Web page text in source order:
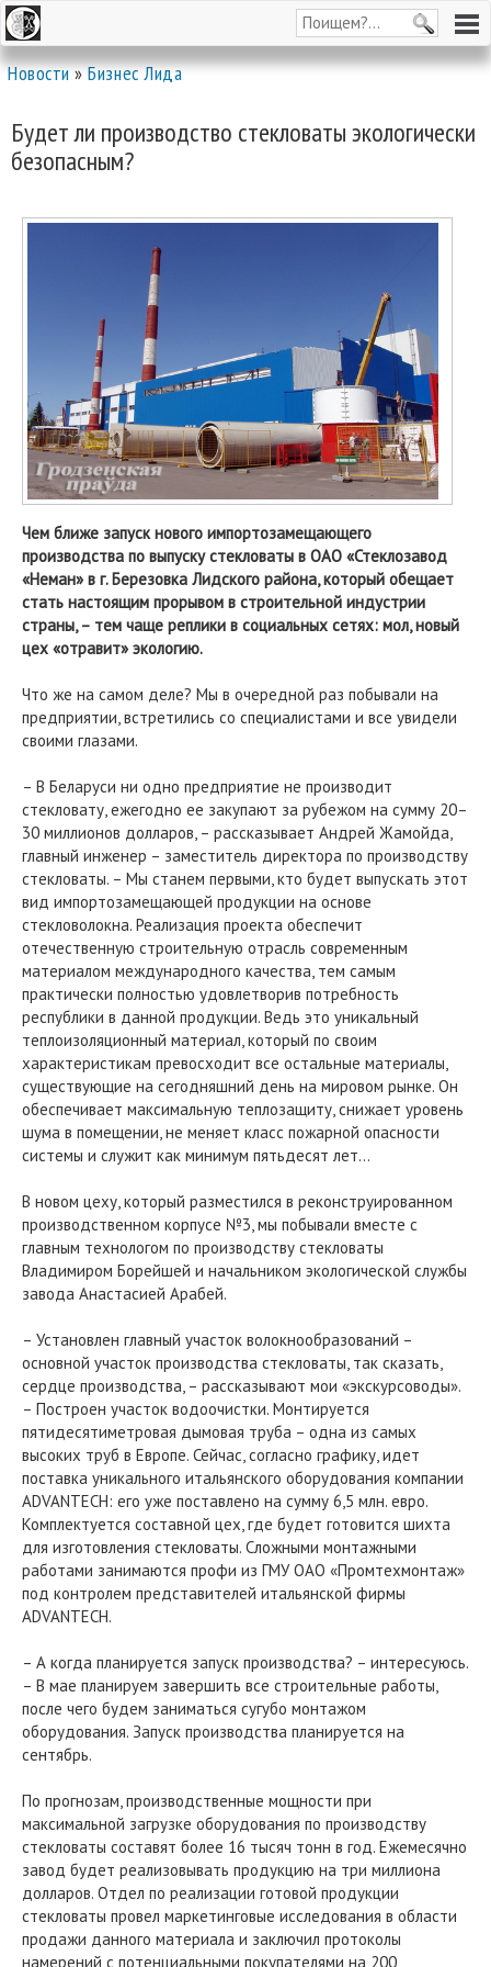
Новости»Бизнес Лида
Будет ли производство стекловаты экологически
безопасным?
Чем ближе запуск нового импортозамещающего
производства по выпуску стекловаты в ОАО «Стеклозавод
«Неман» в г. Березовка Лидского района, который обещает
стать настоящим прорывом в строительной индустрии
страны, – тем чаще реплики в социальных сетях: мол, новый
цех «отравит» экологию.
Что же на самом деле? Мы в очередной раз побывали на
предприятии, встретились со специалистами и все увидели
своими глазами.
– В Беларуси ни одно предприятие не производит
стекловату, ежегодно ее закупают за рубежом на сумму 20–
30 миллионов долларов, – рассказывает Андрей Жамойда,
главный инженер – заместитель директора по производству
стекловаты. – Мы станем первыми, кто будет выпускать этот
вид импортозамещающей продукции на основе
стекловолокна. Реализация проекта обеспечит
отечественную строительную отрасль современным
материалом международного качества, тем самым
практически полностью удовлетворив потребность
республики в данной продукции. Ведь это уникальный
теплоизоляционный материал, который по своим
характеристикам превосходит все остальные материалы,
существующие на сегодняшний день на мировом рынке. Он
обеспечивает максимальную теплозащиту, снижает уровень
шума в помещении, не меняет класс пожарной опасности
системы и служит как минимум пятьдесят лет…
В новом цеху, который разместился в реконструированном
производственном корпусе №3, мы побывали вместе с
главным технологом по производству стекловаты
Владимиром Борейшей и начальником экологической службы
завода Анастасией Арабей.
– Установлен главный участок волокнообразований –
основной участок производства стекловаты, так сказать,
сердце производства, – рассказывают мои «экскурсоводы».
– Построен участок водоочистки. Монтируется
пятидесятиметровая дымовая труба – одна из самых
высоких труб в Европе. Сейчас, согласно графику, идет
поставка уникального итальянского оборудования компании
ADVANTECH: его уже поставлено на сумму 6,5 млн. евро.
Комплектуется составной цех, где будет готовится шихта
для изготовления стекловаты. Сложными монтажными
работами занимаются профи из ГМУ ОАО «Промтехмонтаж»
под контролем представителей итальянской фирмы
ADVANTECH.
– А когда планируется запуск производства? – интересуюсь.
– В мае планируем завершить все строительные работы,
после чего будем заниматься сугубо монтажом
оборудования. Запуск производства планируется на
сентябрь.
По прогнозам, производственные мощности при
максимальной загрузке оборудования по производству
стекловаты составят более 16 тысяч тонн в год. Ежемесячно
завод будет реализовывать продукцию на три миллиона
долларов. Отдел по реализации готовой продукции
стекловаты провел маркетинговые исследования в области
продажи данного материала и заключил протоколы
намерений с потенциальными покупателями на 200